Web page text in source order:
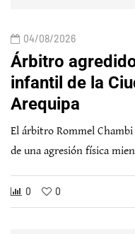
04/08/2026
Árbitro
infantil de la
Arequipa
El árbitro Rommel
de una agresión física
0 0